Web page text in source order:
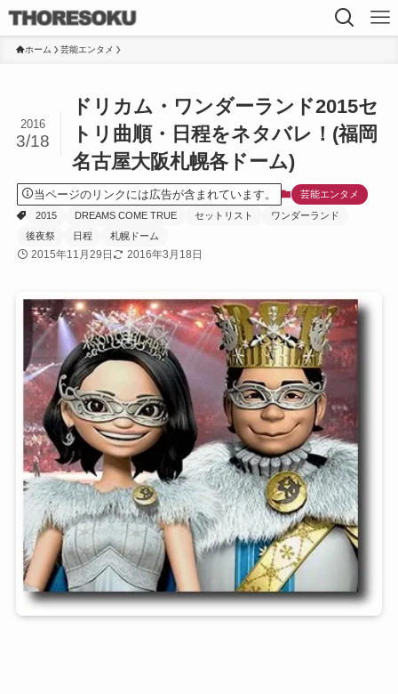
ホーム 芸能エンタメ
ドリカム・ワンダーランド2015セ
トリ曲順・日程をネタバレ！(福岡
名古屋大阪札幌各ドーム)
2016
3/18
当ページのリンクには広告が含まれています。
芸能エンタメ
2015
DREAMS COME TRUE セットリスト
ワンダーランド
後夜祭
日程 札幌ドーム
2015年11月29日 2016年3月18日